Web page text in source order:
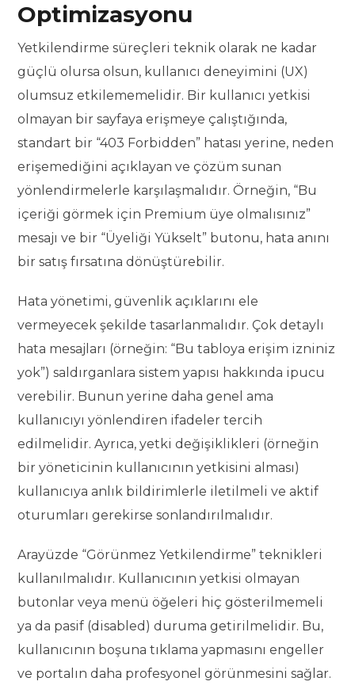
Optimizasyonu
Yetkilendirme süreçleri teknik olarak ne kadar
güçlü olursa olsun, kullanıcı deneyimini (UX)
olumsuz etkilememelidir. Bir kullanıcı yetkisi
olmayan bir sayfaya erişmeye çalıştığında,
standart bir “403 Forbidden” hatası yerine, neden
erişemediğini açıklayan ve çözüm sunan
yönlendirmelerle karşılaşmalıdır. Örneğin, “Bu
içeriği görmek için Premium üye olmalısınız”
mesajı ve bir “Üyeliği Yükselt” butonu, hata anını
bir satış fırsatına dönüştürebilir.
Hata yönetimi, güvenlik açıklarını ele
vermeyecek şekilde tasarlanmalıdır. Çok detaylı
hata mesajları (örneğin: “Bu tabloya erişim izniniz
yok”) saldırganlara sistem yapısı hakkında ipucu
verebilir. Bunun yerine daha genel ama
kullanıcıyı yönlendiren ifadeler tercih
edilmelidir. Ayrıca, yetki değişiklikleri (örneğin
bir yöneticinin kullanıcının yetkisini alması)
kullanıcıya anlık bildirimlerle iletilmeli ve aktif
oturumları gerekirse sonlandırılmalıdır.
Arayüzde “Görünmez Yetkilendirme” teknikleri
kullanılmalıdır. Kullanıcının yetkisi olmayan
butonlar veya menü öğeleri hiç gösterilmemeli
ya da pasif (disabled) duruma getirilmelidir. Bu,
kullanıcının boşuna tıklama yapmasını engeller
ve portalın daha profesyonel görünmesini sağlar.